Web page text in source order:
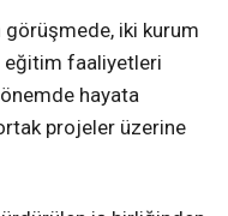
iki kurum
eğitim faaliyetleri
hayata
projeler üzerine